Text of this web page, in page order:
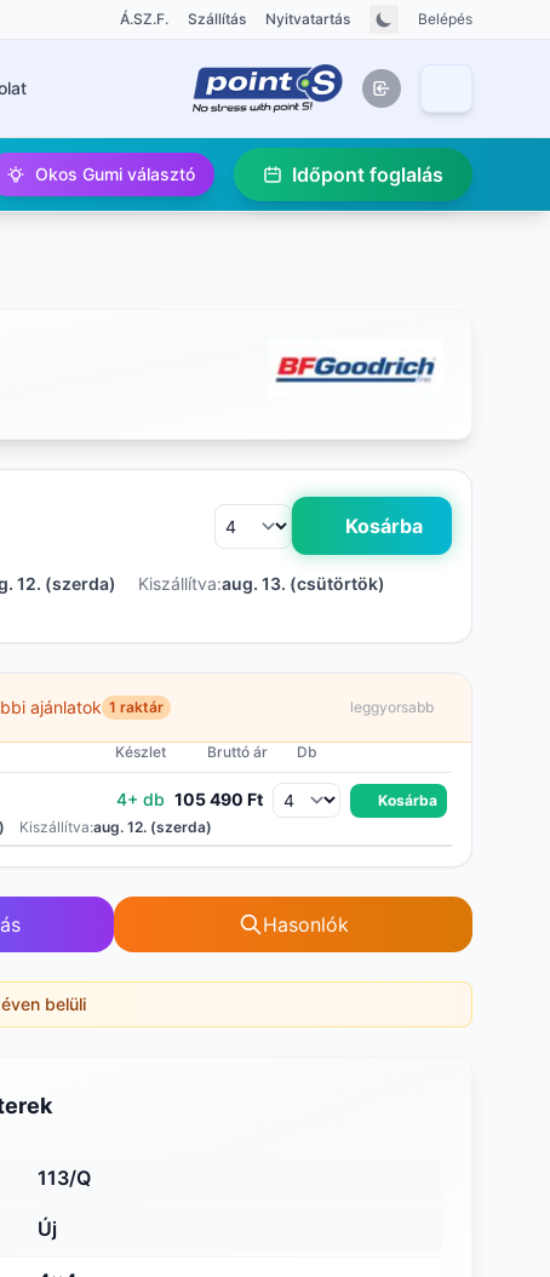
Á.SZ.F. Szállítás Nyitvatartás Belépés
Okos Gumi választó Időpont foglalás
Kosárba
12. (szerda) Kiszállítva:aug. 13. (csütörtök)
ajánlatok 1 raktár leggyorsabb
Készlet Bruttó ár Db
4+ db 105 490 Ft
Kosárba
Kiszállítva:aug. 12. (szerda)
Hasonlók
belüli
113/Q
Új